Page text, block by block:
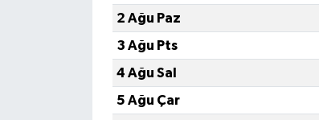
2 Ağu Paz
3 Ağu Pts
4 Ağu Sal
5 Ağu Çar